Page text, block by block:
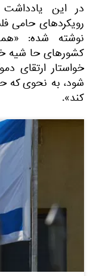
در این یادداشت
رویکردهای حامی
نوشته شده:
کشورهای حاشیه
خواستار ارتقای
شود، به نحوی که
کند».